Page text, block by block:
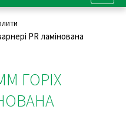
PR ламінована
ГОРІХ